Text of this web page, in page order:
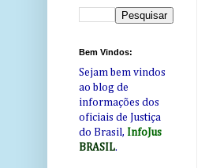
Bem Vindos:
Sejam bem vindos
ao blog de
informações dos
oficiais de Justiça
do Brasil, InfoJus
BRASIL.